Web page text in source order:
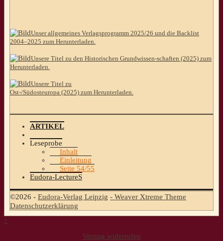
Unser allgemeines Verlagsprogramm 2025/26 und die Backlist
2004–2025 zum Herunterladen.
Unsere Titel zu den Historischen Grundwissen-schaften (2025) zum
Herunterladen.
Unsere Titel zu
Ost-/Südosteuropa (2025) zum Herunterladen.
ARTIKEL
Leseprobe
Inhalt
Einleitung
Seite 54/55
Eudora-LectureS
©2026 - Eudora-Verlag Leipzig - Weaver Xtreme Theme
Datenschutzerklärung
↑
Vertrag widerrufen